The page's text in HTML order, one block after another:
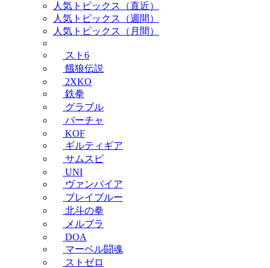
人気トピックス（直近）
人気トピックス（週間）
人気トピックス（月間）
スト6
餓狼伝説
2XKO
鉄拳
グラブル
バーチャ
KOF
ギルティギア
サムスピ
UNI
ヴァンパイア
ブレイブルー
北斗の拳
メルブラ
DOA
マーベル闘魂
ストゼロ